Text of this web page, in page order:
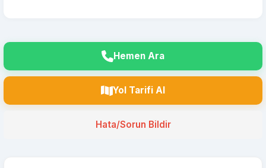
Hemen Ara
Yol Tarifi Al
Hata/Sorun Bildir